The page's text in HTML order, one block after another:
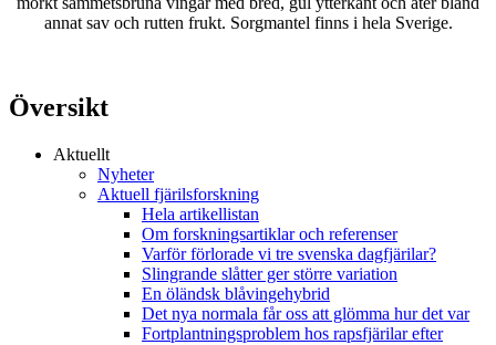
annat sav och rutten frukt. Sorgmantel finns i hela Sverige.
Översikt
Aktuellt
Nyheter
Aktuell fjärilsforskning
Hela artikellistan
Om forskningsartiklar och referenser
Varför förlorade vi tre svenska dagfjärilar?
Slingrande slåtter ger större variation
En öländsk blåvingehybrid
Det nya normala får oss att glömma hur det var
Fortplantningsproblem hos rapsfjärilar efter